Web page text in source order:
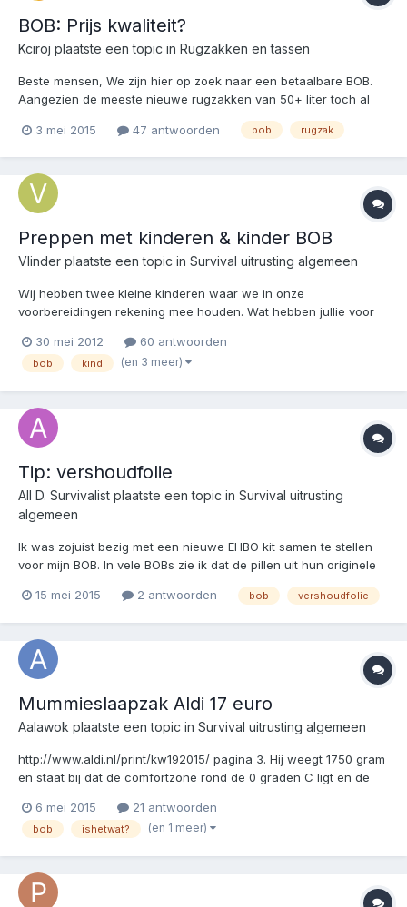
BOB: Prijs kwaliteit?
Kciroj plaatste een topic in Rugzakken en tassen
Beste mensen, We zijn hier op zoek naar een betaalbare BOB.
Aangezien de meeste nieuwe rugzakken van 50+ liter toch al
http://www.outdoorstunter.nl/aanbieding-backpack-rugzak-grijs-
3 mei 2015 47 antwoorden bob rugzak
Preppen met kinderen & kinder BOB
Vlinder plaatste een topic in Survival uitrusting algemeen
Wij hebben twee kleine kinderen waar we in onze
voorbereidingen rekening mee houden. Wat hebben jullie voor
pannenkoek mix alleen water toevoegen, suiker, tanden
borstels, tanden pasta, douche en smeer spul, kinder
30 mei 2012 60 antwoorden
bob kind (en 3 meer)
Tip: vershoudfolie
All D. Survivalist plaatste een topic in Survival uitrusting
algemeen
Ik was zojuist bezig met een nieuwe EHBO kit samen te stellen
voor mijn BOB. In vele BOBs zie ik dat de pillen uit hun originele
langer goed blijven wanneer ze in hun doordrukstrips bewaard
15 mei 2015 2 antwoorden bob vershoudfolie
Mummieslaapzak Aldi 17 euro
Aalawok plaatste een topic in Survival uitrusting algemeen
http://www.aldi.nl/print/kw192015/ pagina 3. Hij weegt 1750 gram
en staat bij dat de comfortzone rond de 0 graden C ligt en de
enigszins omdat ik dat nog nooit bij een (voor mij betaalbare)
slaapzak ben tegengekomen... Wat denken jull...
6 mei 2015 21 antwoorden
bob ishetwat? (en 1 meer)